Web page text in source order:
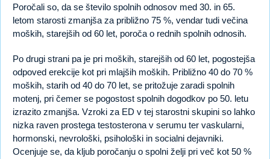
Poročali so, da se število spolnih odnosov med 30. in 65.
letom starosti zmanjša za približno 75 %, vendar tudi večina
moških, starejših od 60 let, poroča o rednih spolnih odnosih.
Po drugi strani pa je pri moških, starejših od 60 let, pogostejša
odpoved erekcije kot pri mlajših moških. Približno 40 do 70 %
moških, starih od 40 do 70 let, se pritožuje zaradi spolnih
motenj, pri čemer se pogostost spolnih dogodkov po 50. letu
izrazito zmanjša. Vzroki za ED v tej starostni skupini so lahko
nizka raven prostega testosterona v serumu ter vaskularni,
hormonski, nevrološki, psihološki in socialni dejavniki.
Ocenjuje se, da kljub poročanju o spolni želji pri več kot 50 %